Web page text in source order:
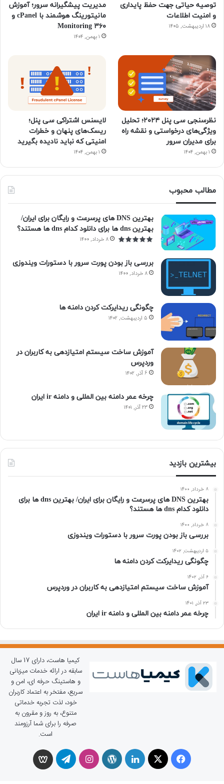
توصیه حیاتی جهت حفظ پایداری
و امنیت اطلاعات
۱۸ اردیبهشت, ۱۴۰۵
مدیریت پیشگیرانه سرور؛ آموزش
مانیتورینگ هوشمند با cPanel و
۳۶۰ Monitoring
۱ بهمن, ۱۴۰۴
نظرسنجی سی پنل ۲۰۲۴؛ تحلیل
ویژگی‌های درخواستی و نقشه راه
برای مدیران سرور
۱ بهمن, ۱۴۰۴
لایسنس اشتراکی سی پنل؛
ریسک‌های پنهان و خطرات
امنیتی که نباید نادیده بگیرید
۱ بهمن, ۱۴۰۴
مطالب محبوب
بهترین DNS های پرسرعت و رایگان برای ایران/
بهترین dns ها برای دانلود کدام dns ها هستند؟
۸ خرداد, ۱۴۰۰
بررسی باز بودن پورت سرور با دستورات ویندوزی
۸ خرداد, ۱۴۰۰
چگونگی ریدایرکت کردن دامنه ها
۵ اردیبهشت, ۱۴۰۲
آموزش ساخت سیستم امتیازدهی به کاربران در
وردپرس
۶ آذر, ۱۴۰۲
چرخه عمر دامنه بین المللی و دامنه ir ایران
۲۳ آذر, ۱۴۰۱
بیشترین بازدید
۸ خرداد, ۱۴۰۰
بهترین DNS های پرسرعت و رایگان برای ایران/ بهترین dns ها برای
دانلود کدام dns ها هستند؟
۸ خرداد, ۱۴۰۰
بررسی باز بودن پورت سرور با دستورات ویندوزی
۵ اردیبهشت, ۱۴۰۲
چگونگی ریدایرکت کردن دامنه ها
۶ آذر, ۱۴۰۲
آموزش ساخت سیستم امتیازدهی به کاربران در وردپرس
۲۳ آذر, ۱۴۰۱
چرخه عمر دامنه بین المللی و دامنه ir ایران
کیمیا هاست، دارای 17 سال
سابقه در ارائه خدمات میزبانی
و هاستینگ حرفه ای، امن و
سریع، مفتخر به اعتماد کاربران
خود، لذت تجربه خدماتی
متنوع، به روز و مقرون به
صرفه را برای شما آرزومند
است.
فیسبوک
X لینکداینوردپرساینستاگرامتلگرام ویسگون